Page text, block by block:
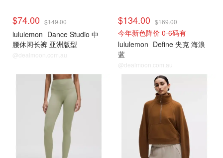
$74.00 $149.00
lululemon Dance Studio 中
腰休闲长裤 亚洲版型
@dealmoon.com.au
$134.00 $169.00
今年新色降价 0-6码有
lululemon Define 夹克 海浪
蓝
@dealmoon.com.au